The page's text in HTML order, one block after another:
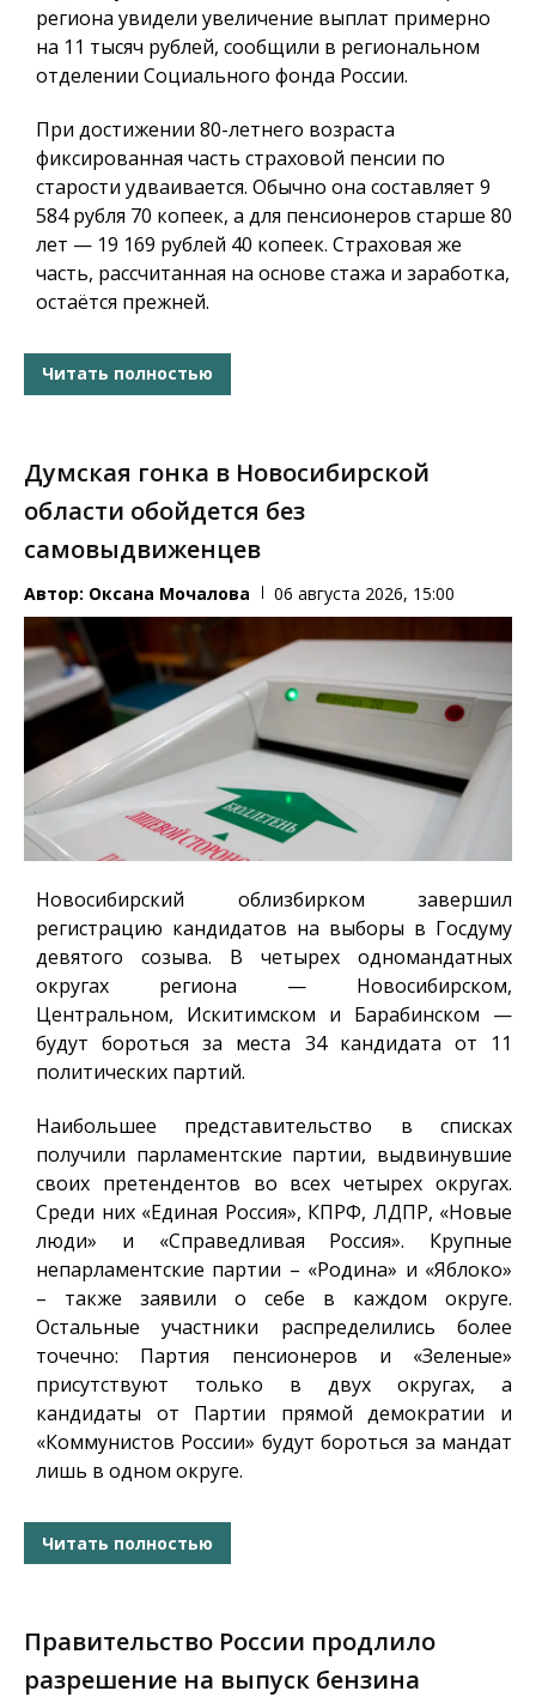
региона увидели увеличение выплат примерно
на 11 тысяч рублей, сообщили в региональном
отделении Социального фонда России.
При достижении 80-летнего возраста
фиксированная часть страховой пенсии по
старости удваивается. Обычно она составляет 9
584 рубля 70 копеек, а для пенсионеров старше 80
лет — 19 169 рублей 40 копеек. Страховая же
часть, рассчитанная на основе стажа и заработка,
остаётся прежней.
Читать полностью
Думская гонка в Новосибирской
области обойдется без
самовыдвиженцев
Автор: Оксана Мочалова 06 августа 2026, 15:00
Новосибирский облизбирком завершил
регистрацию кандидатов на выборы в Госдуму
девятого созыва. В четырех одномандатных
округах региона — Новосибирском,
Центральном, Искитимском и Барабинском —
будут бороться за места 34 кандидата от 11
политических партий.
Наибольшее представительство в списках
получили парламентские партии, выдвинувшие
своих претендентов во всех четырех округах.
Среди них «Единая Россия», КПРФ, ЛДПР, «Новые
люди» и «Справедливая Россия». Крупные
непарламентские партии – «Родина» и «Яблоко»
– также заявили о себе в каждом округе.
Остальные участники распределились более
точечно: Партия пенсионеров и «Зеленые»
присутствуют только в двух округах, а
кандидаты от Партии прямой демократии и
«Коммунистов России» будут бороться за мандат
лишь в одном округе.
Читать полностью
Правительство России продлило
разрешение на выпуск бензина